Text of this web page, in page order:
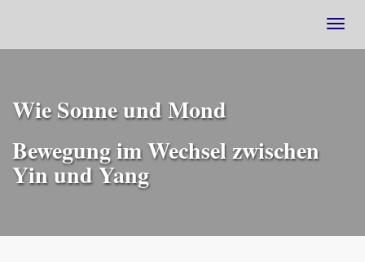
Wie Sonne und Mond
Bewegung im Wechsel zwischen
Yin und Yang